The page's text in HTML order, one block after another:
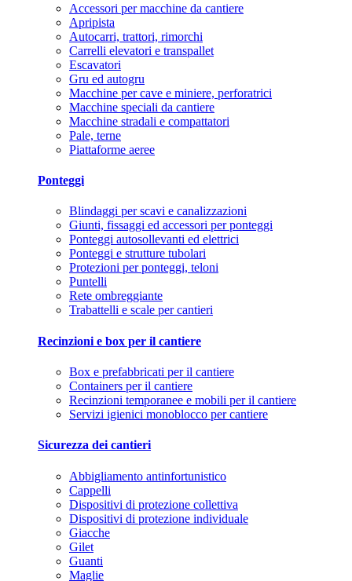
Accessori per macchine da cantiere
Apripista
Autocarri, trattori, rimorchi
Carrelli elevatori e transpallet
Escavatori
Gru ed autogru
Macchine per cave e miniere, perforatrici
Macchine speciali da cantiere
Macchine stradali e compattatori
Pale, terne
Piattaforme aeree
Ponteggi
Blindaggi per scavi e canalizzazioni
Giunti, fissaggi ed accessori per ponteggi
Ponteggi autosollevanti ed elettrici
Ponteggi e strutture tubolari
Protezioni per ponteggi, teloni
Puntelli
Rete ombreggiante
Trabattelli e scale per cantieri
Recinzioni e box per il cantiere
Box e prefabbricati per il cantiere
Containers per il cantiere
Recinzioni temporanee e mobili per il cantiere
Servizi igienici monoblocco per cantiere
Sicurezza dei cantieri
Abbigliamento antinfortunistico
Cappelli
Dispositivi di protezione collettiva
Dispositivi di protezione individuale
Giacche
Gilet
Guanti
Maglie